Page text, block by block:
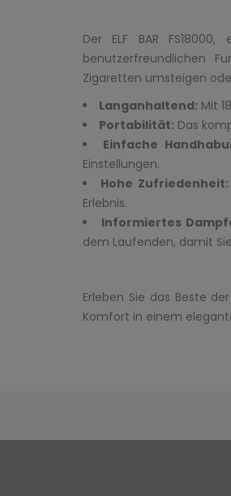
Der ELF BAR
benutzerfreundlichen
Zigaretten umsteigen
Langanhaltend: Mit
Portabilität: Das
Einfache
Einstellungen.
Hohe Zufriedenheit:
Erlebnis.
Informiertes
dem Laufenden, damit
Erleben Sie das Beste
Komfort in einem